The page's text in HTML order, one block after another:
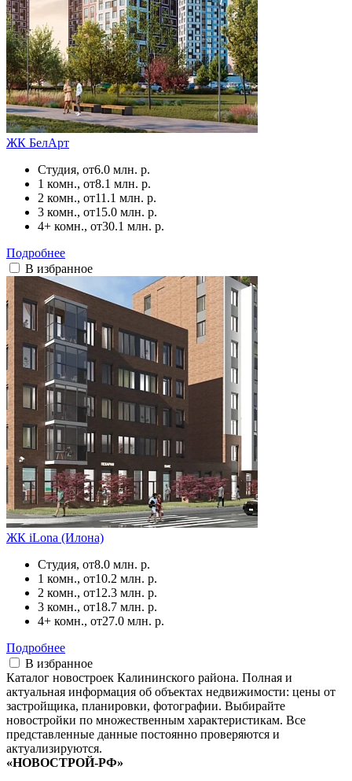
ЖК БелАрт
Студия, от6.0 млн. р.
1 комн., от8.1 млн. р.
2 комн., от11.1 млн. р.
3 комн., от15.0 млн. р.
4+ комн., от30.1 млн. р.
Подробнее
В избранное
ЖК iLona (Илона)
Студия, от8.0 млн. р.
1 комн., от10.2 млн. р.
2 комн., от12.3 млн. р.
3 комн., от18.7 млн. р.
4+ комн., от27.0 млн. р.
Подробнее
В избранное
Каталог новостроек Калининского района. Полная и
актуальная информация об объектах недвижимости: цены от
застройщика, планировки, фотографии. Выбирайте
новостройки по множественным характеристикам. Все
представленные данные постоянно проверяются и
актуализируются.
«НОВОСТРОЙ-РФ»